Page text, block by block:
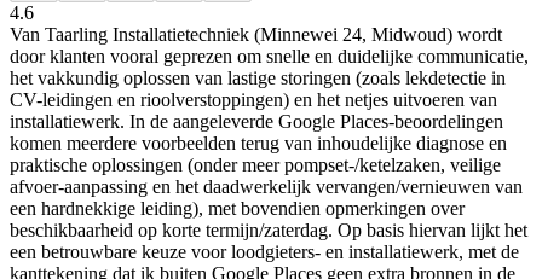
4.6
Van Taarling Installatietechniek (Minnewei 24, Midwoud) wordt
door klanten vooral geprezen om snelle en duidelijke communicatie,
het vakkundig oplossen van lastige storingen (zoals lekdetectie in
CV-leidingen en rioolverstoppingen) en het netjes uitvoeren van
installatiewerk. In de aangeleverde Google Places-beoordelingen
komen meerdere voorbeelden terug van inhoudelijke diagnose en
praktische oplossingen (onder meer pompset-/ketelzaken, veilige
afvoer-aanpassing en het daadwerkelijk vervangen/vernieuwen van
een hardnekkige leiding), met bovendien opmerkingen over
beschikbaarheid op korte termijn/zaterdag. Op basis hiervan lijkt het
een betrouwbare keuze voor loodgieters- en installatiewerk, met de
kanttekening dat ik buiten Google Places geen extra bronnen in de